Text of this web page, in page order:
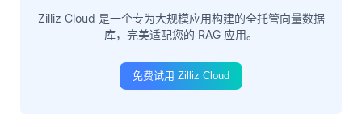
Zilliz Cloud 是一个专为大规模应用构建的全托管向量数据
库，完美适配您的 RAG 应用。
免费试用 Zilliz Cloud